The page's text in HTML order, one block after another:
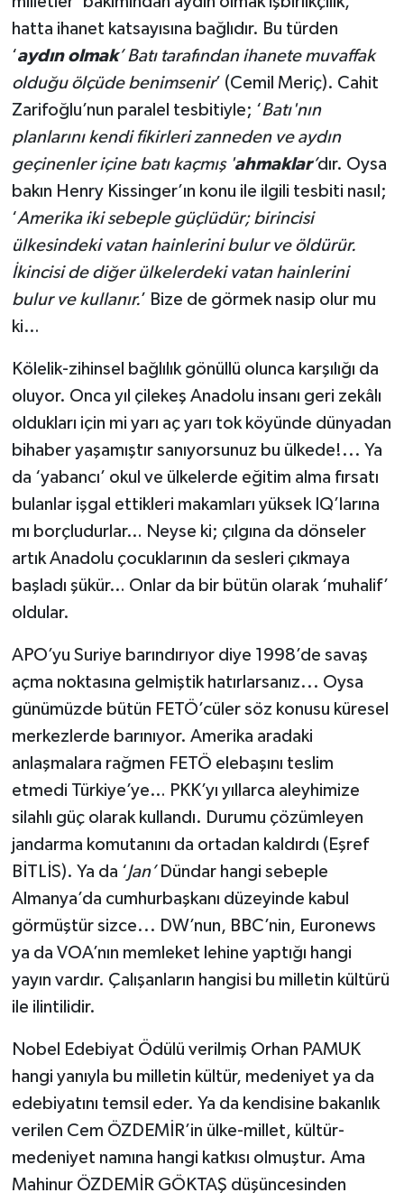
hatta ihanet katsayısına bağlıdır. Bu türden
‘aydın olmak’ Batı tarafından ihanete muvaffak
olduğu ölçüde benimsenir’ (Cemil Meriç). Cahit
Zarifoğlu’nun paralel tesbitiyle; ‘Batı'nın
planlarını kendi fikirleri zanneden ve aydın
geçinenler içine batı kaçmış 'ahmaklar’dır. Oysa
bakın Henry Kissinger’ın konu ile ilgili tesbiti nasıl;
‘Amerika iki sebeple güçlüdür; birincisi
ülkesindeki vatan hainlerini bulur ve öldürür.
İkincisi de diğer ülkelerdeki vatan hainlerini
bulur ve kullanır.’ Bize de görmek nasip olur mu
ki…
Kölelik-zihinsel bağlılık gönüllü olunca karşılığı da
oluyor. Onca yıl çilekeş Anadolu insanı geri zekâlı
oldukları için mi yarı aç yarı tok köyünde dünyadan
bihaber yaşamıştır sanıyorsunuz bu ülkede!... Ya
da ‘yabancı’ okul ve ülkelerde eğitim alma fırsatı
bulanlar işgal ettikleri makamları yüksek IQ’larına
mı borçludurlar… Neyse ki; çılgına da dönseler
artık Anadolu çocuklarının da sesleri çıkmaya
başladı şükür… Onlar da bir bütün olarak ‘muhalif’
oldular.
APO’yu Suriye barındırıyor diye 1998’de savaş
açma noktasına gelmiştik hatırlarsanız... Oysa
günümüzde bütün FETÖ’cüler söz konusu küresel
merkezlerde barınıyor. Amerika aradaki
anlaşmalara rağmen FETÖ elebaşını teslim
etmedi Türkiye’ye… PKK’yı yıllarca aleyhimize
silahlı güç olarak kullandı. Durumu çözümleyen
jandarma komutanını da ortadan kaldırdı (Eşref
BİTLİS). Ya da ‘Jan’Dündar hangi sebeple
Almanya’da cumhurbaşkanı düzeyinde kabul
görmüştür sizce... DW’nun, BBC’nin, Euronews
ya da VOA’nın memleket lehine yaptığı hangi
yayın vardır. Çalışanların hangisi bu milletin kültürü
ile ilintilidir.
Nobel Edebiyat Ödülü verilmiş Orhan PAMUK
hangi yanıyla bu milletin kültür, medeniyet ya da
edebiyatını temsil eder. Ya da kendisine bakanlık
verilen Cem ÖZDEMİR’in ülke-millet, kültür-
medeniyet namına hangi katkısı olmuştur. Ama
Mahinur ÖZDEMİR GÖKTAŞ düşüncesinden